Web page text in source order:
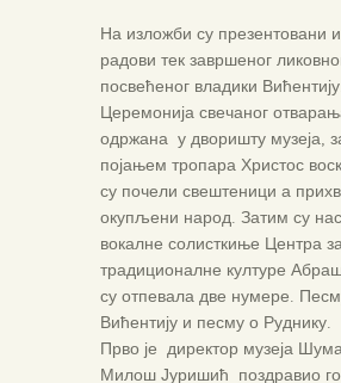
На изложби су презентовани
радови тек завршеног
посвећеног владики
Церемонија свечаног
одржана у дворишту музеја,
појањем тропара Христос
су почели свештеници а
окупљени народ. Затим су
вокалне солисткиње Центра
традиционалне културе
су отпевала две нумере.
Вићентију и песму о Руднику.
Прво је директор музеја
Милош Јуришић поздравио